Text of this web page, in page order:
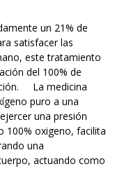
un 21% de
satisfacer las
este tratamiento
del 100% de
La medicina
puro a una
una presión
100% oxigeno, facilita
una
actuando como